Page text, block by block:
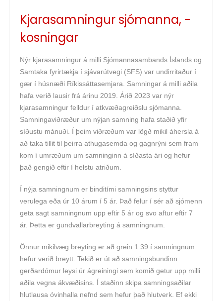
Kjarasamningur sjómanna, -
kosningar
Nýr kjarasamningur á milli Sjómannasambands Íslands og
Samtaka fyrirtækja í sjávarútvegi (SFS) var undirritaður í
gær í húsnæði Ríkissáttasemjara. Samningar á milli aðila
hafa verið lausir frá árinu 2019. Árið 2023 var nýr
kjarasamningur felldur í atkvæðagreiðslu sjómanna.
Samningaviðræður um nýjan samning hafa staðið yfir
síðustu mánuði. Í þeim viðræðum var lögð mikil áhersla á
að taka tillit til þeirra athugasemda og gagnrýni sem fram
kom í umræðum um samninginn á síðasta ári og hefur
það gengið eftir í helstu atriðum.
Í nýja samningnum er binditími samningsins styttur
verulega eða úr 10 árum í 5 ár. Það felur í sér að sjómenn
geta sagt samningnum upp eftir 5 ár og svo aftur eftir 7
ár. Þetta er gundvallarbreyting á samningnum.
Önnur mikilvæg breyting er að grein 1.39 í samningnum
hefur verið breytt. Tekið er út að samningsbundinn
gerðardómur leysi úr ágreiningi sem komið getur upp milli
aðila vegna ákvæðisins. Í staðinn skipa samningsaðilar
hlutlausa óvinhalla nefnd sem hefur það hlutverk. Ef ekki